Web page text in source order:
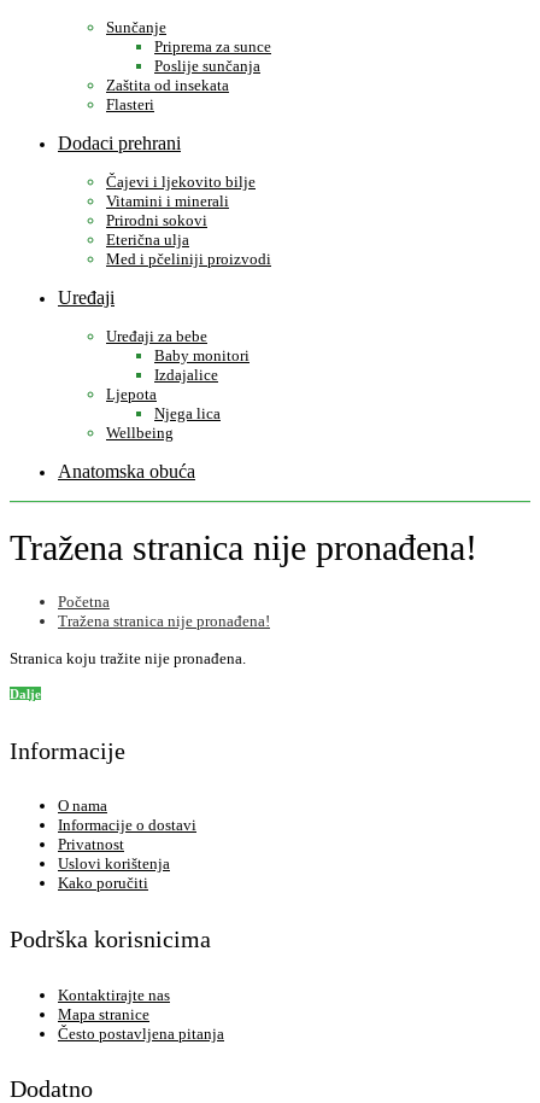
Sunčanje
Priprema za sunce
Poslije sunčanja
Zaštita od insekata
Flasteri
Dodaci prehrani
Čajevi i ljekovito bilje
Vitamini i minerali
Prirodni sokovi
Eterična ulja
Med i pčeliniji proizvodi
Uređaji
Uređaji za bebe
Baby monitori
Izdajalice
Ljepota
Njega lica
Wellbeing
Anatomska obuća
Tražena stranica nije pronađena!
Početna
Tražena stranica nije pronađena!
Stranica koju tražite nije pronađena.
Dalje
Informacije
O nama
Informacije o dostavi
Privatnost
Uslovi korištenja
Kako poručiti
Podrška korisnicima
Kontaktirajte nas
Mapa stranice
Često postavljena pitanja
Dodatno